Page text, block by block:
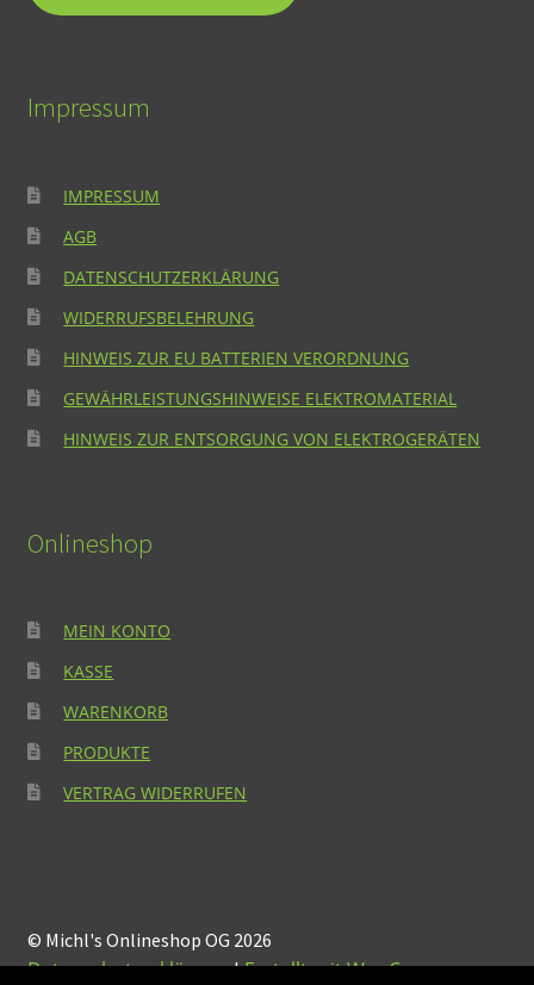
Impressum
IMPRESSUM
AGB
DATENSCHUTZERKLÄRUNG
WIDERRUFSBELEHRUNG
HINWEIS ZUR EU BATTERIEN VERORDNUNG
GEWÄHRLEISTUNGSHINWEISE ELEKTROMATERIAL
HINWEIS ZUR ENTSORGUNG VON ELEKTROGERÄTEN
Onlineshop
MEIN KONTO
KASSE
WARENKORB
PRODUKTE
VERTRAG WIDERRUFEN
© Michl's Onlineshop OG 2026
Datenschutzerklärung Erstellt mit WooCommerce.